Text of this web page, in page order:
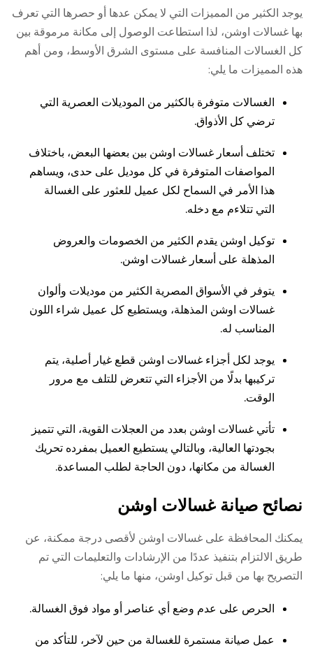
يوجد الكثير من المميزات التي لا يمكن عدها أو حصرها التي تعرف
بها غسالات اوشن، لذا استطاعت الوصول إلى مكانة مرموقة بين
كل الغسالات المنافسة على مستوى الشرق الأوسط، ومن أهم
هذه المميزات ما يلي:
الغسالات متوفرة بالكثير من الموديلات العصرية التي
ترضي كل الأذواق.
تختلف أسعار غسالات اوشن بين بعضها البعض، باختلاف
المواصفات المتوفرة في كل موديل على حدى، ويساهم
هذا الأمر في السماح لكل عميل للعثور على الغسالة
التي تتلاءم مع دخله.
توكيل اوشن يقدم الكثير من الخصومات والعروض
المذهلة على أسعار غسالات اوشن.
يتوفر في الأسواق المصرية الكثير من موديلات وألوان
غسالات اوشن المذهلة، ويستطيع كل عميل شراء اللون
المناسب له.
يوجد لكل أجزاء غسالات اوشن قطع غيار أصلية، يتم
تركيبها بدلًا من الأجزاء التي تتعرض للتلف مع مرور
الوقت.
تأتي غسالات اوشن بعدد من العجلات القوية، التي تتميز
بجودتها العالية، وبالتالي يستطيع العميل بمفرده تحريك
الغسالة من مكانها، دون الحاجة لطلب المساعدة.
نصائح صيانة غسالات اوشن
يمكنك المحافظة على غسالات اوشن لأقصى درجة ممكنة، عن
طريق الالتزام بتنفيذ عددًا من الإرشادات والتعليمات التي تم
التصريح بها من قبل توكيل اوشن، منها ما يلي:
الحرص على عدم وضع أي عناصر أو مواد فوق الغسالة.
عمل صيانة مستمرة للغسالة من حين لآخر، للتأكد من